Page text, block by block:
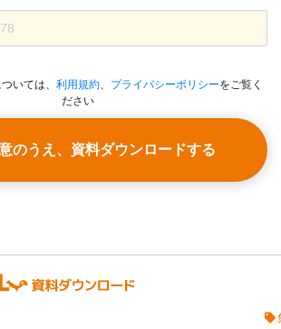
いては、 利用規約、 プライバシーポリシーをご覧く
ださい
意のうえ、資料ダウンロードする